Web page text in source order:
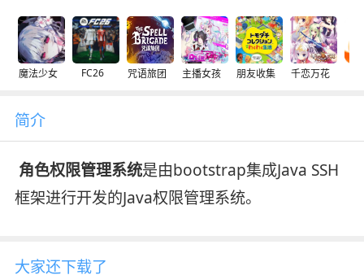
魔法少女 FC26 咒语旅团 主播女孩 朋友收集 千恋万花
简介
角色权限管理系统是由bootstrap集成Java SSH
框架进行开发的Java权限管理系统。
大家还下载了